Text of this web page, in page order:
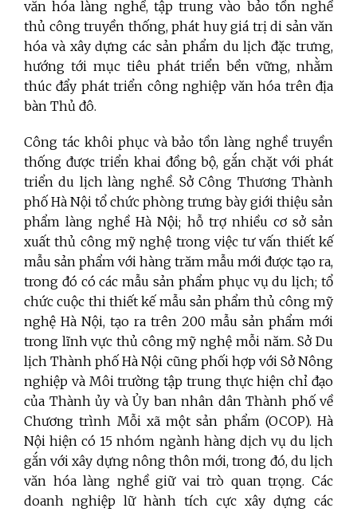
văn hóa làng nghề, tập trung vào bảo tồn nghề
thủ công truyền thống, phát huy giá trị di sản văn
hóa và xây dựng các sản phẩm du lịch đặc trưng,
hướng tới mục tiêu phát triển bền vững, nhằm
thúc đẩy phát triển công nghiệp văn hóa trên địa
bàn Thủ đô.
Công tác khôi phục và bảo tồn làng nghề truyền
thống được triển khai đồng bộ, gắn chặt với phát
triển du lịch làng nghề. Sở Công Thương Thành
phố Hà Nội tổ chức phòng trưng bày giới thiệu sản
phẩm làng nghề Hà Nội; hỗ trợ nhiều cơ sở sản
xuất thủ công mỹ nghệ trong việc tư vấn thiết kế
mẫu sản phẩm với hàng trăm mẫu mới được tạo ra,
trong đó có các mẫu sản phẩm phục vụ du lịch; tổ
chức cuộc thi thiết kế mẫu sản phẩm thủ công mỹ
nghệ Hà Nội, tạo ra trên 200 mẫu sản phẩm mới
trong lĩnh vực thủ công mỹ nghệ mỗi năm. Sở Du
lịch Thành phố Hà Nội cũng phối hợp với Sở Nông
nghiệp và Môi trường tập trung thực hiện chỉ đạo
của Thành ủy và Ủy ban nhân dân Thành phố về
Chương trình Mỗi xã một sản phẩm (OCOP). Hà
Nội hiện có 15 nhóm ngành hàng dịch vụ du lịch
gắn với xây dựng nông thôn mới, trong đó, du lịch
văn hóa làng nghề giữ vai trò quan trọng. Các
doanh nghiệp lữ hành tích cực xây dựng các